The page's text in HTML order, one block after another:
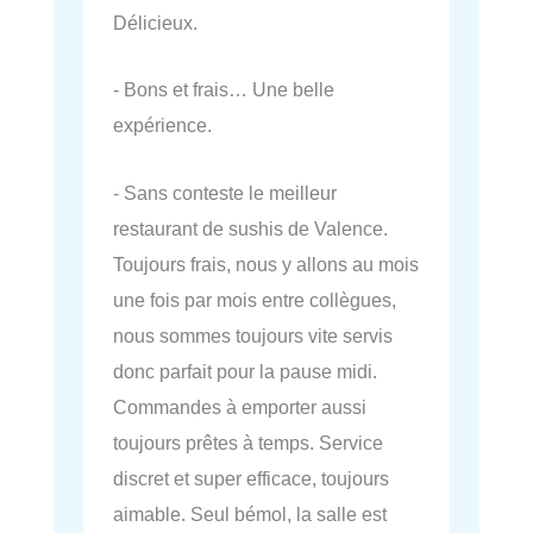
Délicieux.
- Bons et frais… Une belle
expérience.
- Sans conteste le meilleur
restaurant de sushis de Valence.
Toujours frais, nous y allons au mois
une fois par mois entre collègues,
nous sommes toujours vite servis
donc parfait pour la pause midi.
Commandes à emporter aussi
toujours prêtes à temps. Service
discret et super efficace, toujours
aimable. Seul bémol, la salle est